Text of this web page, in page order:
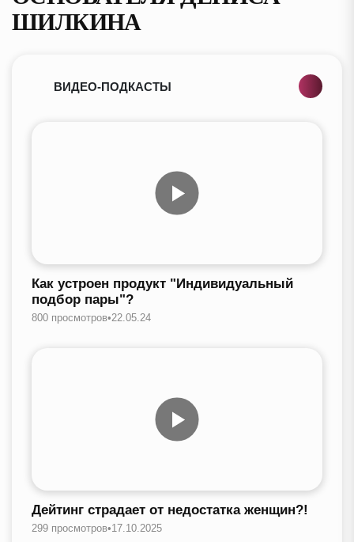
ШИЛКИНА
ВИДЕО-ПОДКАСТЫ
Как устроен продукт "Индивидуальный
подбор пары"?
800 просмотров•22.05.24
Дейтинг страдает от недостатка женщин?!
299 просмотров•17.10.2025